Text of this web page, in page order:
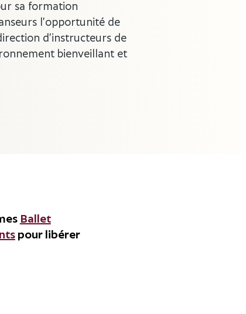
sa formation
l’opportunité de
d’instructeurs de
bienveillant et
Ballet
pour libérer